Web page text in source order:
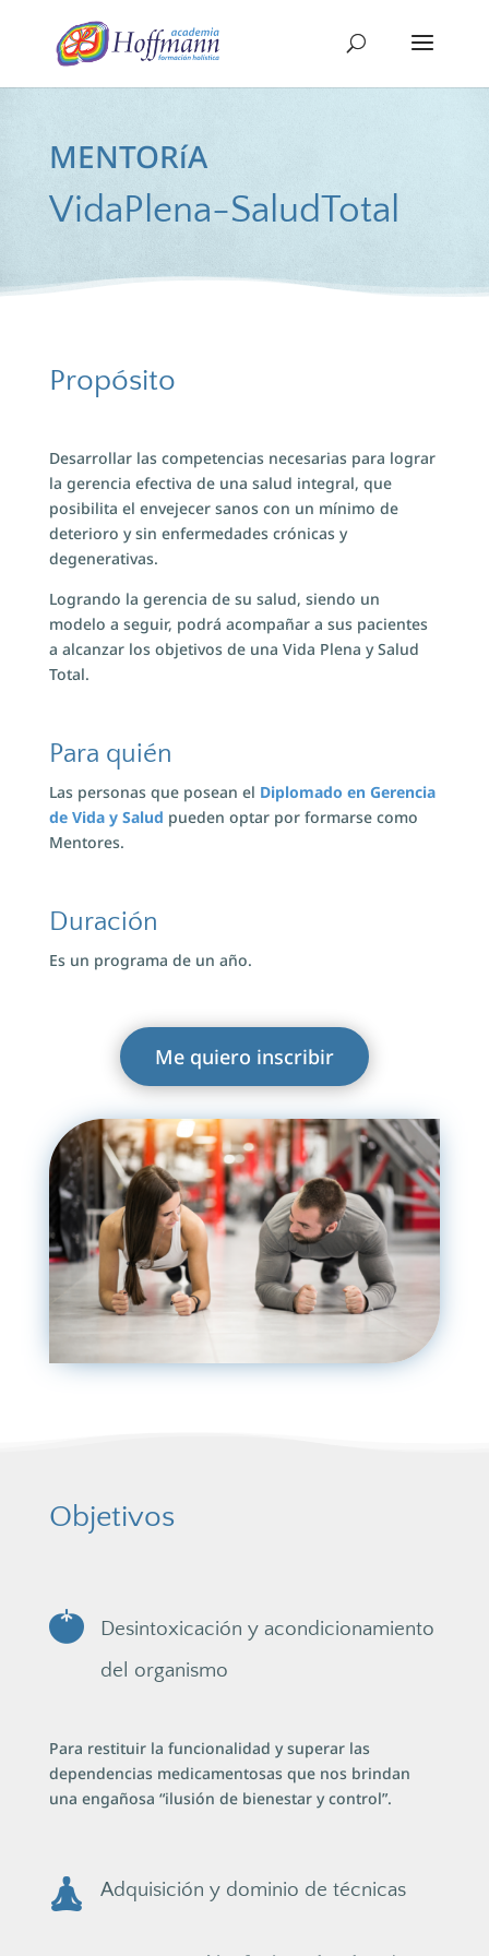
MENTORíA
VidaPlena-SaludTotal
Propósito
Desarrollar las competencias necesarias para lograr
la gerencia efectiva de una salud integral, que
posibilita el envejecer sanos con un mínimo de
deterioro y sin enfermedades crónicas y
degenerativas.
Logrando la gerencia de su salud, siendo un
modelo a seguir, podrá acompañar a sus pacientes
a alcanzar los objetivos de una Vida Plena y Salud
Total.
Para quién
Las personas que posean el Diplomado en Gerencia
de Vida y Salud pueden optar por formarse como
Mentores.
Duración
Es un programa de un año.
Me quiero inscribir
Objetivos
Desintoxicación y acondicionamiento
del organismo
Para restituir la funcionalidad y superar las
dependencias medicamentosas que nos brindan
una engañosa “ilusión de bienestar y control”.
Adquisición y dominio de técnicas